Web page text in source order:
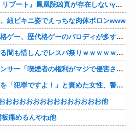
『シュタインズ・ゲート リブート』鳳凰院凶真が存在しないγ（ガンマ）世界線が追加される
紐ビキニ姿でえっちな肉体ボロンwww
【動画】マーベルの新作格ゲー、歴代格ゲーのパロディが多すぎて話題にwwwwwww
【悲報】堀大輔さん、寝る間も惜しんでレスバ祭りｗｗｗｗｗｗｗｗｗｗｗｗｗｗｗｗｗｗｗｗｗｗｗｗ他
【物議】大物インフルエンサー「喫煙者の権利がマジで侵害されてる。いくら税金払ってるんだ」他
【悲報】人助け中の男性を「犯罪ですよ！」と責めた女性、警察が来た瞬間逃げる他
おおおおおおおおおおおおおお他
痛めるんやね他